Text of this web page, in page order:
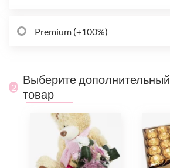
Premium (+100%)
2
Выберите дополнительный
товар